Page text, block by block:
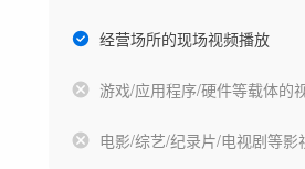
经营场所的现场视频播放
游戏/应用程序/硬件等载体的
电影/综艺/纪录片/电视剧等影